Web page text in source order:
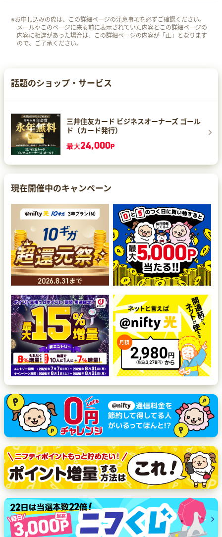
※お申し込みの際は、この詳細ページの注意事項を必ずご確認ください。
メールやこのページに来る前に表示されていた内容とこの詳細ページの
内容に相違があった場合は、この詳細ページの内容が「正」となります
ので、ご了承ください。
話題のショップ・サービス
三井住友カード ビジネスオーナーズ ゴール
ド（カード発行）
最大24,000P
現在開催中のキャンペーン